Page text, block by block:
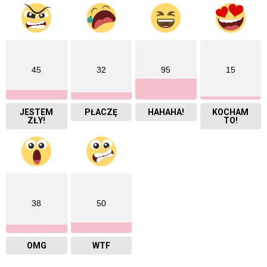
45
JESTEM
ZŁY!
32
PŁACZĘ
95
HAHAHA!
15
KOCHAM
TO!
38
OMG
50
WTF